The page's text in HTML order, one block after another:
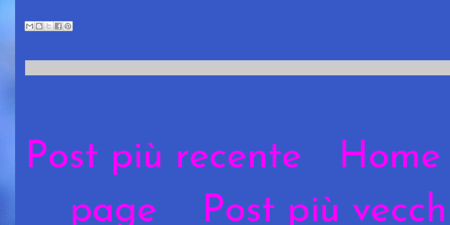
Post più recente
Post più
Home
page